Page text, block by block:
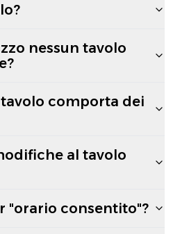
nessun tavolo
comporta dei
al tavolo
"orario consentito"?